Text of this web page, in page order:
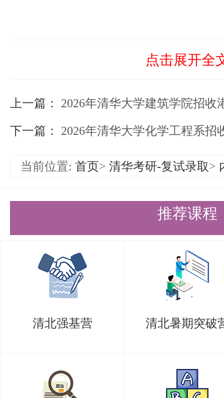
点击展开全
上一篇： 2026年清华大学建筑学院招收港澳
下一篇： 2026年清华大学化学工程系招收港
当前位置: 首页> 清华考研-复试录取>
推荐课程
清北强基营 清北暑期突破